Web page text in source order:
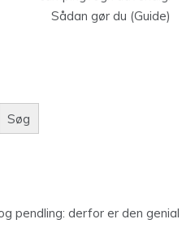
Sådan gør du (Guide)
Søg
pendling: derfor er den genial